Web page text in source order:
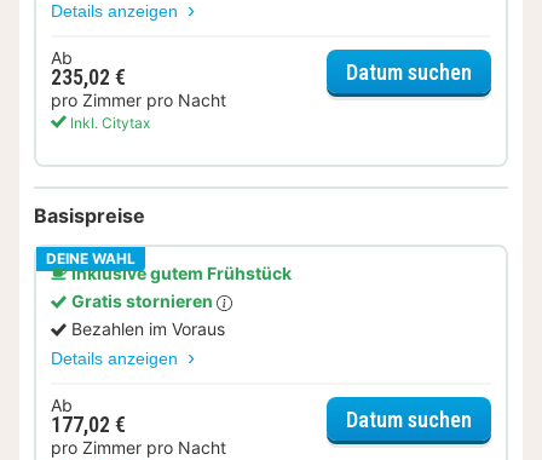
Details anzeigen
Ab
235,02 €
pro Zimmer pro Nacht
Inkl. Citytax
Datum suchen
Basispreise
DEINE WAHL
Inklusive gutem Frühstück
Gratis stornieren
Bezahlen im Voraus
Details anzeigen
Ab
177,02 €
pro Zimmer pro Nacht
Datum suchen